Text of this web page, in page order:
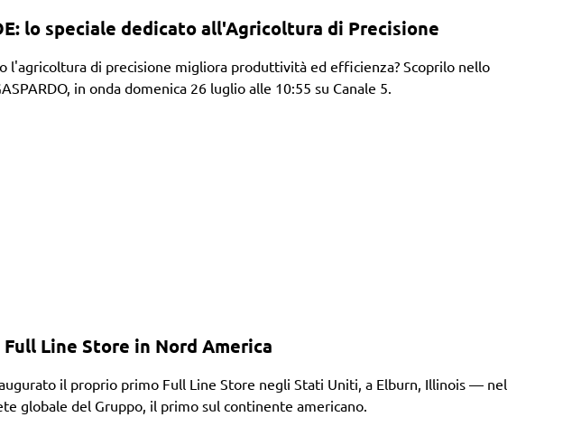
lo speciale dedicato all'Agricoltura di Precisione
l'agricoltura di precisione migliora produttività ed efficienza? Scoprilo nello
in onda domenica 26 luglio alle 10:55 su Canale 5.
Full Line Store in Nord America
il proprio primo Full Line Store negli Stati Uniti, a Elburn, Illinois — nel
globale del Gruppo, il primo sul continente americano.